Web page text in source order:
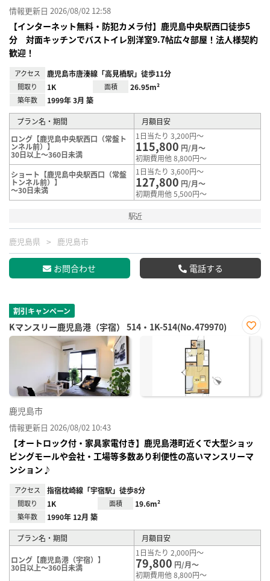
情報更新日 2026/08/02 12:58
【インターネット無料・防犯カメラ付】鹿児島中央駅西口徒歩5
分 対面キッチンでバストイレ別洋室9.7帖広々部屋！法人様契約
歓迎！
アクセス 鹿児島市唐湊線「高見橋駅」徒歩11分
間取り 1K 面積 26.95m²
築年数 1999年 3月 築
プラン名・期間
月額目安
ロング【鹿児島中央駅西口（常盤ト
ンネル前）】
30日以上～360日未満
1日当たり 3,200円～
115,800 円/月～
初期費用他 8,800円～
ショート【鹿児島中央駅西口（常盤
トンネル前）】
～30日未満
1日当たり 3,600円～
127,800 円/月～
初期費用他 5,500円～
駅近
鹿児島県 鹿児島市
お問合わせ 電話する
割引キャンペーン
Kマンスリー鹿児島港（宇宿） 514・1K-514(No.479970)
お気
鹿児島市
情報更新日 2026/08/02 10:43
【オートロック付・家具家電付き】鹿児島港町近くで大型ショッ
ピングモールや会社・工場等多数あり利便性の高いマンスリーマ
ンション♪
アクセス 指宿枕崎線「宇宿駅」徒歩8分
間取り 1K 面積 19.6m²
築年数 1990年 12月 築
プラン名・期間 月額目安
ロング【鹿児島港（宇宿）】
30日以上～360日未満
1日当たり 2,000円～
79,800 円/月～
初期費用他 8,800円～